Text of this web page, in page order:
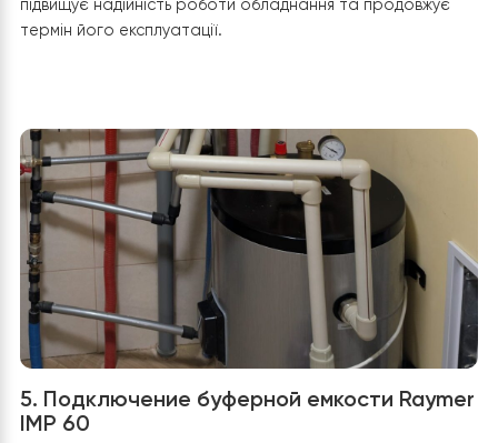
роботу системи теплої підлоги на першому поверсі
будинку, яка створює рівномірний розподіл тепла та
опалення другого поверху, що дозволяє швидко
прогрівати приміщення та підтримувати комфортну
температуру навіть у періоди значного похолодання.
Завдяки такому рішенню система працює
ефективно та забезпечує комфорт у всіх зонах
Для забезпечення стабільної циркуляції теплоносія
встановлено сучасний енергоефективний
насос із автоматичним регулюванням
самостійно змінює швидкість обертання залежно від
поточного навантаження системи, підтримує